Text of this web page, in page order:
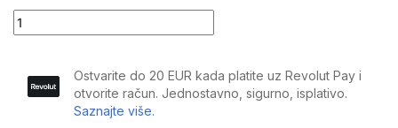
Plugger - Kabel XLR Ž 3b - XLR M 3b 6m Elite quantity